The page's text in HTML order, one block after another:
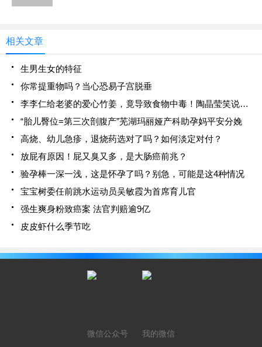
相关文章
生男生女的特征
你常提重物吗？当心恐易子宫脱垂
李李仁给老婆的爱心竹姜，竟导致食物中毒！陶晶莹笑说小心枕边人
“胎儿臀位=第三次剖腹产”芜湖玛丽娅产科助孕妈平安分娩
高烧、幼儿急疹，退烧药选对了吗？如何淡定对付？
放屁有原因！屁又臭又多，是大肠癌前兆？
验孕棒一深一浅，这是怀孕了吗？别急，可能是这4种情况
宝宝树委任前跳水运动员吴敏霞为首席育儿官
强生爽身粉致癌案 法官判赔逾9亿
皮皮虾什么季节吃
微信公众号 我的微信